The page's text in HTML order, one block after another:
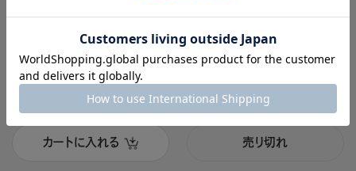
グッズ
CULTURE CLUB ステッ
カーシート ［CULTURE C
LUB］
カートに入れる
グッズ GOODS
パーカー黒［イヤホンズ2
018年ライブツアー］
売り切れ